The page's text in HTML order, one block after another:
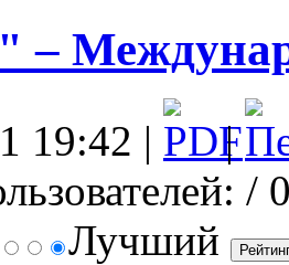
–
19:42 |
|
/
Лучший